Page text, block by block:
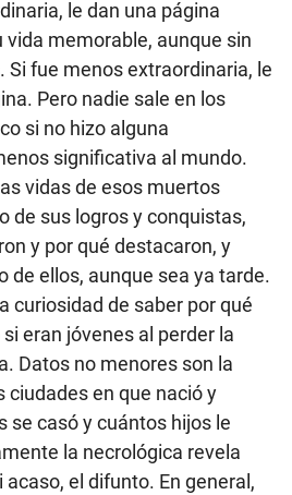
le dan una página
memorable, aunque sin
Si fue menos extraordinaria, le
Pero nadie sale en los
si no hizo alguna
significativa al mundo.
vidas de esos muertos
de sus logros y conquistas,
y por qué destacaron, y
de ellos, aunque sea ya tarde.
curiosidad de saber por qué
eran jóvenes al perder la
Datos no menores son la
ciudades en que nació y
se casó y cuántos hijos le
la necrológica revela
el difunto. En general,